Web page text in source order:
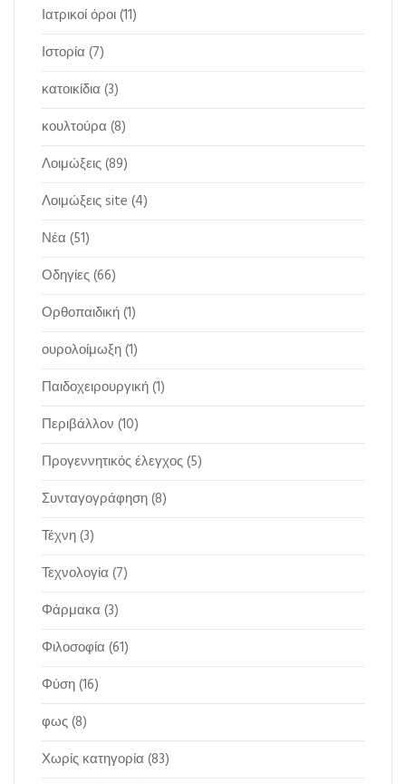
Ιατρικοί όροι(11)
Ιστορία (7)
κατοικίδια (3)
κουλτούρα (8)
Λοιμώξεις(89)
Λοιμώξεις site (4)
Νέα (51)
Οδηγίες(66)
Ορθοπαιδική(1)
ουρολοίμωξη(1)
Παιδοχειρουργική(1)
Περιβάλλον (10)
Προγεννητικός έλεγχος(5)
Συνταγογράφηση(8)
Τέχνη(3)
Τεχνολογία (7)
Φάρμακα (3)
Φιλοσοφία (61)
Φύση(16)
φως(8)
Χωρίς κατηγορία (83)